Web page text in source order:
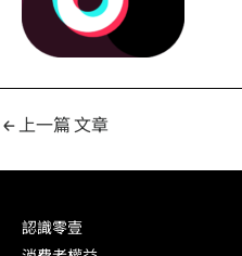
← 上一篇 文章
認識零壹